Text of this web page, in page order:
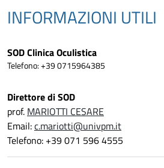
INFORMAZIONI UTILI
SOD Clinica Oculistica
Telefono: +39 0715964385
Direttore di SOD
prof. MARIOTTI CESARE
Email:c.mariotti@univpm.it
Telefono: +39 071 596 4555